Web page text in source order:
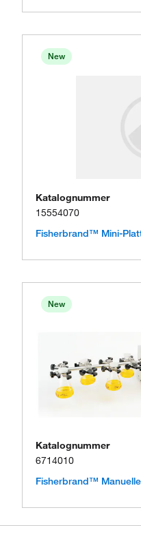
New
Katalognummer
15554070
Fisherbrand™ Mini-
New
Katalognummer
6714010
Fisherbrand™